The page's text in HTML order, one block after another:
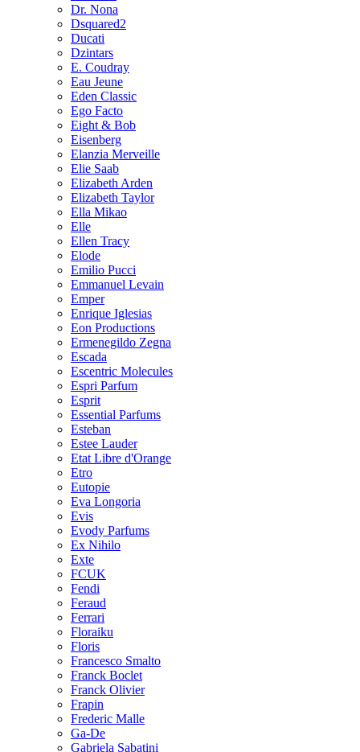
Dr. Nona
Dsquared2
Ducati
Dzintars
E. Coudray
Eau Jeune
Eden Classic
Ego Facto
Eight & Bob
Eisenberg
Elanzia Merveille
Elie Saab
Elizabeth Arden
Elizabeth Taylor
Ella Mikao
Elle
Ellen Tracy
Elode
Emilio Pucci
Emmanuel Levain
Emper
Enrique Iglesias
Eon Productions
Ermenegildo Zegna
Escada
Escentric Molecules
Espri Parfum
Esprit
Essential Parfums
Esteban
Estee Lauder
Etat Libre d'Orange
Etro
Eutopie
Eva Longoria
Evis
Evody Parfums
Ex Nihilo
Exte
FCUK
Fendi
Feraud
Ferrari
Floraiku
Floris
Francesco Smalto
Franck Boclet
Franck Olivier
Frapin
Frederic Malle
Ga-De
Gabriela Sabatini